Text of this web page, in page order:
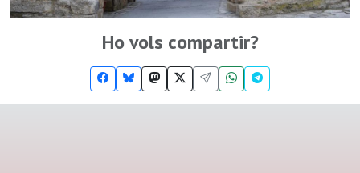
Ho vols compartir?